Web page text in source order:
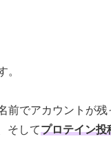
。
前でアカウントが残
、そしてプロテイン投